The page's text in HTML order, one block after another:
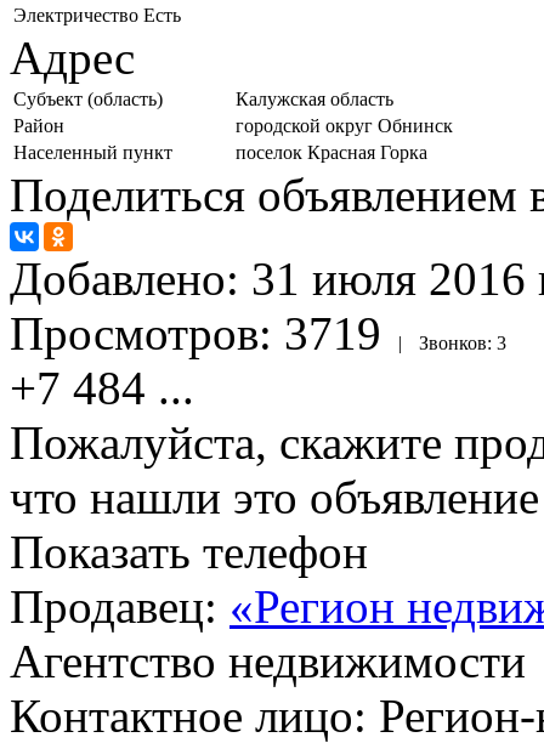
Электричество Есть
Адрес
Субъект (область)
Калужская область
Район
городской округ Обнинск
Населенный пункт
поселок Красная Горка
Поделиться объявлением
Добавлено: 31 июля 2016
Просмотров: 3719 | Звонков: 3
+7 484 ...
Пожалуйста, скажите
что нашли это
Показать телефон
Продавец: «Регион
Агентство недвижимости
Контактное лицо: